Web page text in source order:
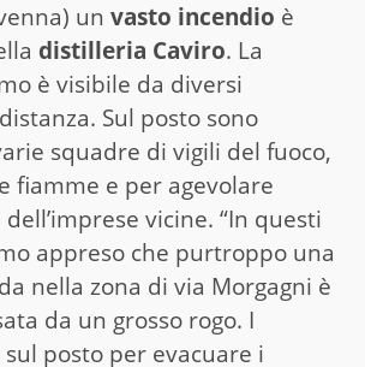
un vasto incendio è
distilleria Caviro. La
è visibile da diversi
Sul posto sono
squadre di vigili del fuoco,
fiamme e per agevolare
dell’imprese vicine. “In questi
appreso che purtroppo una
nella zona di via Morgagni è
da un grosso rogo. I
sul posto per evacuare i